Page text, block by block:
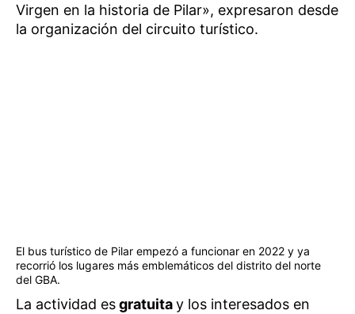
Virgen en la historia de Pilar», expresaron desde
la organización del circuito turístico.
El bus turístico de Pilar empezó a funcionar en 2022 y ya
recorrió los lugares más emblemáticos del distrito del norte
del GBA.
La actividad esgratuitay los interesados en